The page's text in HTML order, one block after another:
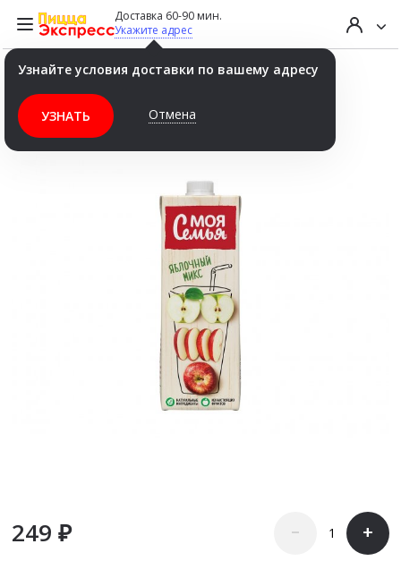
Доставка 60-90 мин.
Укажите адрес
Сок Яблочный 0,95л
249 ₽ – +
Узнайте условия доставки по вашему адресу
УЗНАТЬ Отмена